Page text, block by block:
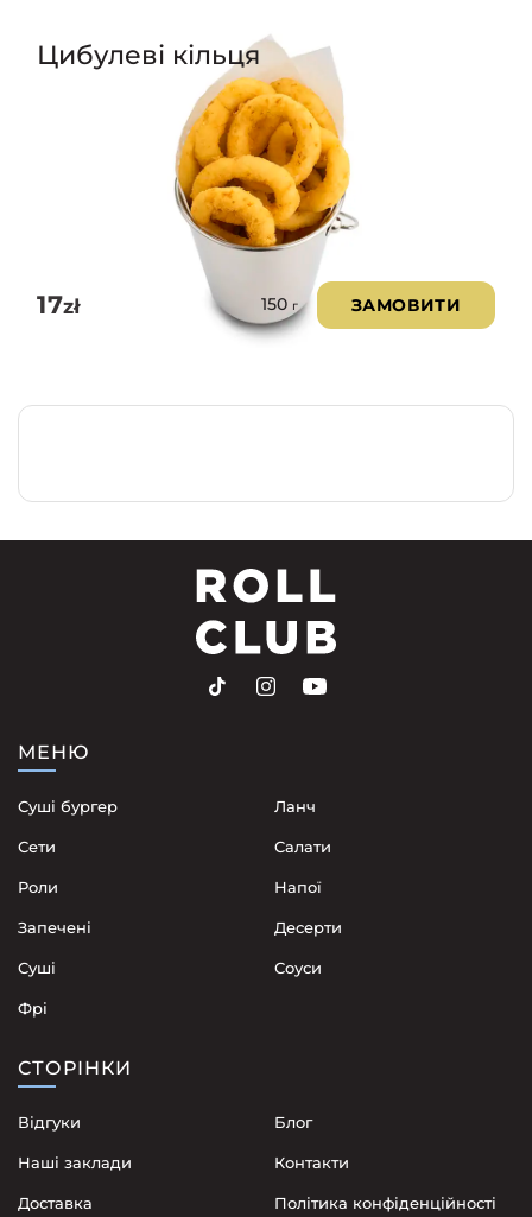
Цибулеві кільця
17zł 150 г ЗАМОВИТИ
МЕНЮ
Суші бургер
Сети
Роли
Запечені
Суші
Фрі
Ланч
Cалати
Напої
Десерти
Соуси
СТОРІНКИ
Відгуки
Наші заклади
Доставка
Блог
Контакти
Політика конфіденційності